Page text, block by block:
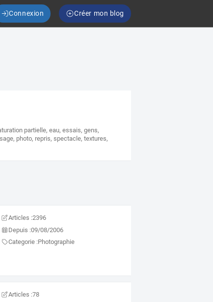
Connexion Créer mon blog
partielle,eau,essais,gens,
, photo, repris,spectacle,textures,
Articles :2396
Depuis :09/08/2006
Categorie :Photographie
Articles :78